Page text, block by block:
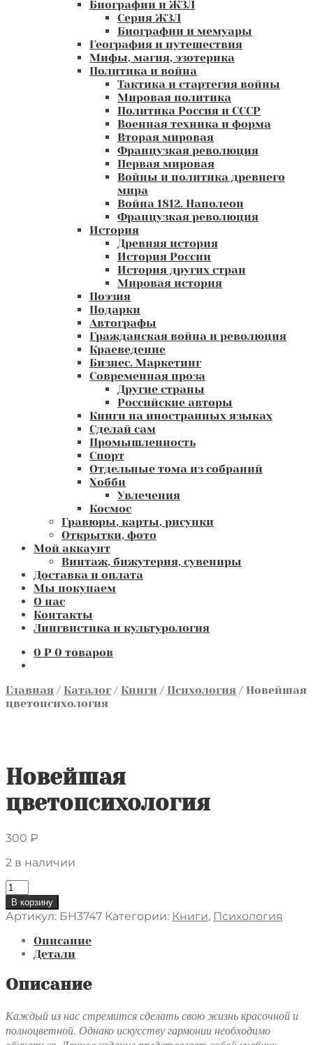
Биографии и ЖЗЛ
Серия ЖЗЛ
Биографии и мемуары
География и путешествия
Мифы, магия, эзотерика
Политика и война
Тактика и стартегия войны
Мировая политика
Политика Россия и СССР
Военная техника и форма
Вторая мировая
Французкая революция
Первая мировая
Войны и политика древнего
мира
Война 1812. Наполеон
Французкая революция
История
Древняя история
История России
История других стран
Мировая история
Поэзия
Подарки
Автографы
Гражданская война и революция
Краеведение
Бизнес. Маркетинг
Современная проза
Другие страны
Российские авторы
Книги на иностранных языках
Сделай сам
Промышленность
Спорт
Отдельные тома из собраний
Хобби
Увлечения
Космос
Гравюры, карты, рисунки
Открытки, фото
Мой аккаунт
Винтаж, бижутерия, сувениры
Доставка и оплата
Мы покупаем
О нас
Контакты
Лингвистика и культурология
0 ₽ 0 товаров
Главная / Каталог / Книги / Психология / Новейшая
цветопсихология
Новейшая
цветопсихология
300 ₽
2 в наличии
Количество
товара
Новейшая
цветопсихология
В корзину
Артикул: БН3747 Категории: Книги, Психология
Описание
Детали
Описание
Каждый из нас стремится сделать свою жизнь красочной и
полноцветной. Однако искусству гармонии необходимо